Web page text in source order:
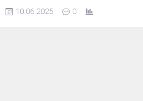
Türkiye’nin önde gelen
markalarından Evidea’nın yeni genel
10.06.2025 0